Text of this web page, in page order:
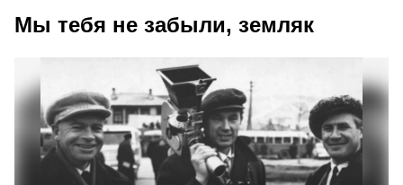
Мы тебя не забыли, земляк